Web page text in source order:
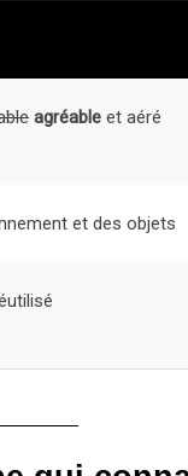
agréable et aéré
et des objets